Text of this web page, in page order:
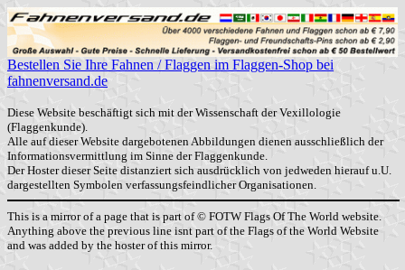
Bestellen Sie Ihre Fahnen / Flaggen im Flaggen-Shop bei
fahnenversand.de
Diese Website beschäftigt sich mit der Wissenschaft der Vexillologie
(Flaggenkunde).
Alle auf dieser Website dargebotenen Abbildungen dienen ausschließlich der
Informationsvermittlung im Sinne der Flaggenkunde.
Der Hoster dieser Seite distanziert sich ausdrücklich von jedweden hierauf u.U.
dargestellten Symbolen verfassungsfeindlicher Organisationen.
This is a mirror of a page that is part of © FOTW Flags Of The World website.
Anything above the previous line isnt part of the Flags of the World Website
and was added by the hoster of this mirror.